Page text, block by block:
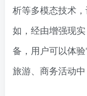
析等多模态技术
如，经由增强现
备，用户可以体
旅游、商务活动中